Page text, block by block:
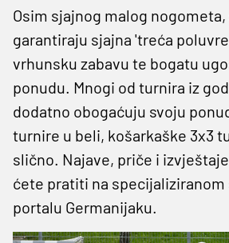
Osim sjajnog malog
garantiraju sjajna 'treća
vrhunsku zabavu te bogatu
ponudu. Mnogi od turnira iz
dodatno obogaćuju svoju
turnire u beli, košarkaške 3x3
slično. Najave, priče i
ćete pratiti na
portalu Germanijaku.